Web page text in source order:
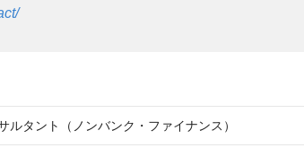
ルタント（ノンバンク・ファイナンス）